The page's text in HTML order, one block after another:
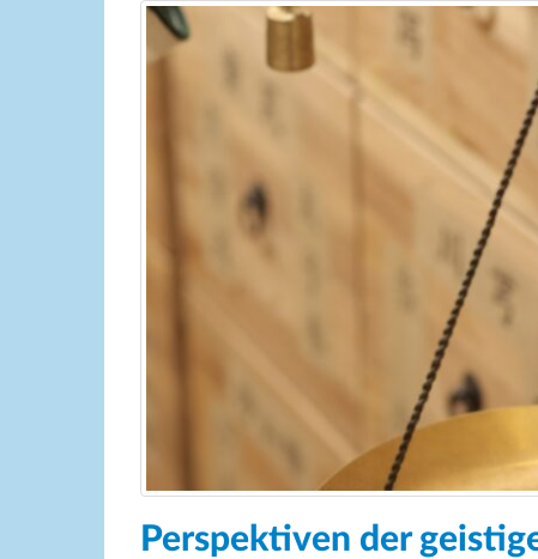
Perspektiven der